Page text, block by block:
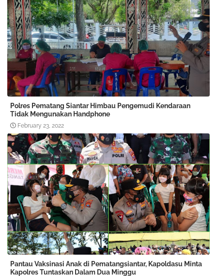
Polres Pematang Siantar Himbau Pengemudi Kendaraan
Tidak Mengunakan Handphone
February 23, 2022
Pantau Vaksinasi Anak di Pematangsiantar, Kapoldasu Minta
Kapolres Tuntaskan Dalam Dua Minggu